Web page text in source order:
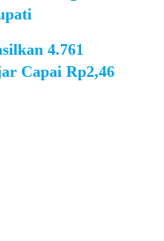
4.761
Capai Rp2,46